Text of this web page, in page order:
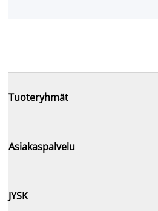
Tuoteryhmät
Asiakaspalvelu
JYSK